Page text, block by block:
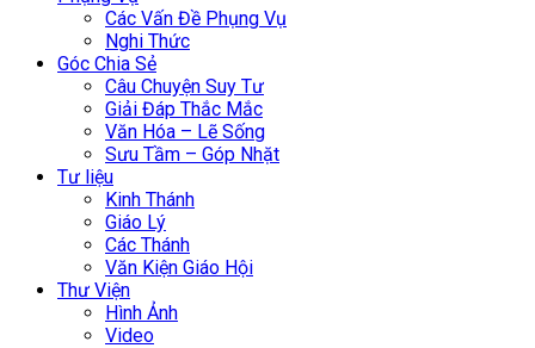
Các Vấn Đề Phụng Vụ
Nghi Thức
Góc Chia Sẻ
Câu Chuyện Suy Tư
Giải Đáp Thắc Mắc
Văn Hóa – Lẽ Sống
Sưu Tầm – Góp Nhặt
Tư liệu
Kinh Thánh
Giáo Lý
Các Thánh
Văn Kiện Giáo Hội
Thư Viện
Hình Ảnh
Video